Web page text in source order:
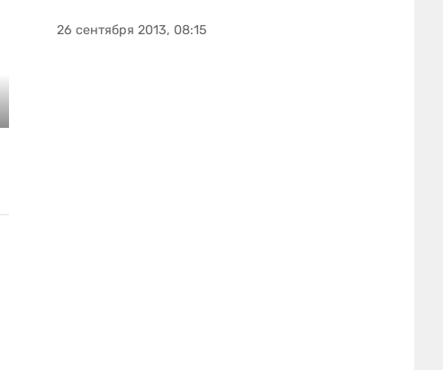
26 сентября 2013, 08:15